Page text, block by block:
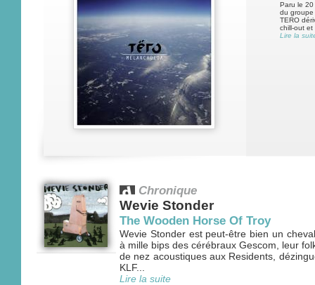
Paru le 20
du groupe
TERO
chill-out
Lire la
Chronique
Wevie Stonder
The Wooden Horse Of Troy
Wevie Stonder est peut-être bien un
à mille bips des cérébraux Gescom, leur
de nez acoustiques aux Residents,
KLF...
Lire la suite